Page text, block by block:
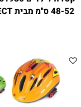
48-52 ס"מ מבית CONNECT